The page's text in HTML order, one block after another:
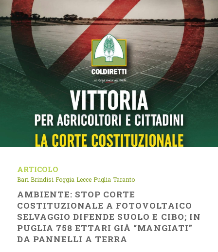
ARTICOLO
Bari Brindisi Foggia Lecce Puglia Taranto
AMBIENTE: STOP CORTE
COSTITUZIONALE A FOTOVOLTAICO
SELVAGGIO DIFENDE SUOLO E CIBO; IN
PUGLIA 758 ETTARI GIÀ “MANGIATI”
DA PANNELLI A TERRA